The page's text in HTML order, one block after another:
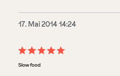
17. Mai 2014 14:24
Bewertung mit 5 von 5
Slow food